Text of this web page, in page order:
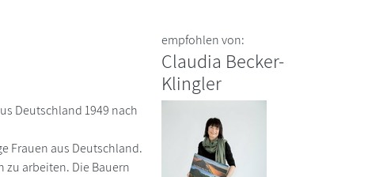
empfohlen von:
Claudia Becker-
Klingler
Deutschland 1949 nach
Frauen aus Deutschland.
zu arbeiten. Die Bauern